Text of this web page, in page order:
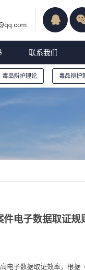
联系我们
毒品辩护理论 毒品辩护
电子数据取证规
电子数据取证效率，根据